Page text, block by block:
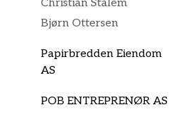
Christian Stålem
Bjørn Ottersen
Papirbredden Eiendom
AS
POB ENTREPRENØR AS